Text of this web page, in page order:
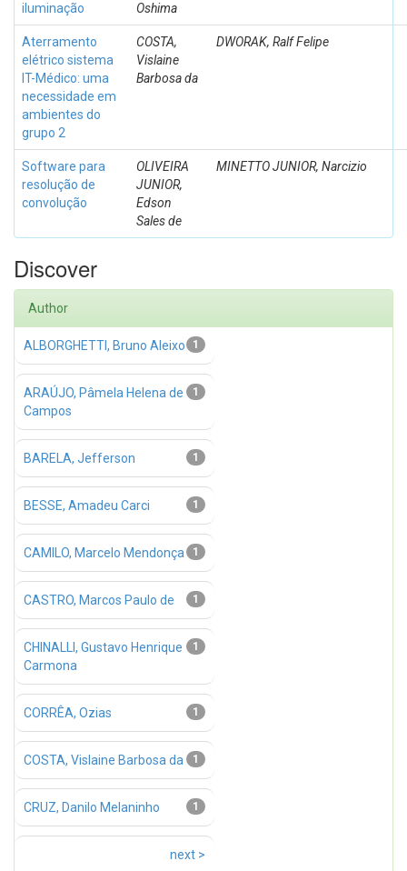
iluminação
Oshima
Aterramento
elétrico sistema
IT-Médico: uma
necessidade em
ambientes do
grupo 2
COSTA,
Vislaine
Barbosa da
DWORAK, Ralf Felipe
Software para
resolução de
convolução
OLIVEIRA
JUNIOR,
Edson
Sales de
MINETTO JUNIOR, Narcizio
Discover
Author
1
ALBORGHETTI, Bruno Aleixo
1
ARAÚJO, Pâmela Helena de
Campos
1
BARELA, Jefferson
1
BESSE, Amadeu Carci
1
CAMILO, Marcelo Mendonça
1
CASTRO, Marcos Paulo de
1
CHINALLI, Gustavo Henrique
Carmona
1
CORRÊA, Ozias
1
COSTA, Vislaine Barbosa da
1
CRUZ, Danilo Melaninho
next >